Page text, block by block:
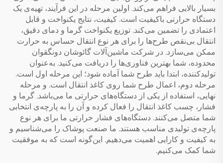
بسیار بالایی فراهم می‌کند. اولین مرحله در این فرآیند، تهیه‌ی یک
دستگاه حرارتی باکیفیت است. کیفیت، نتایج یکنواخت و قابل
اعتمادی را تضمین می‌کند. توزیع یکنواخت گرما و دمای دقیق،
انتقال بی‌نقص طرح‌ها را برای هر نوع انتقال حساس به حرارت
ممکن می‌سازد. در شرکت ماشین‌آلات گائوشان دونگقوان
محدوده، شما بهترین فناوری‌ها را دریافت می‌کنید. به‌عنوان
تولیدکننده، ابتدا باید طرح شما آماده شود؛ این مرحله اول است.
مرحله دوم، اعمال طرح شما روی کاغذ انتقال است. و مرحله
نهایی، استفاده از یکی از دستگاه‌های حرارتی ما می‌باشد. گرما و
فشار، چسب کاغذ انتقال را فعال کرده و آن را به پارچه‌ی انتخابی
شما متصل می‌کنند. دستگاه‌های فشار حرارتی ما برای هر نوع
پارچه‌ی تولیدی مناسب هستند. ما صنعت پوشاک را می‌شناسیم و
به کیفیت و کارایی اهمیت می‌دهیم. این‌گونه است که به موفقیت
شما کمک می‌کنیم.